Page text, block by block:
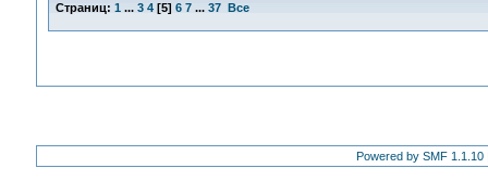
Страниц: 1 ... 3 4[5] 6 7 ... 37 Все
Powered by SMF 1.1.10